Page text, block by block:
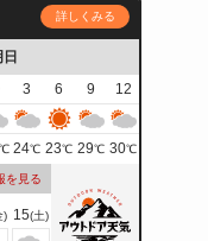
詳しくみる
3 6 9
12
℃ 24℃ 23℃ 29℃ 30℃
を見る
) 15(土)